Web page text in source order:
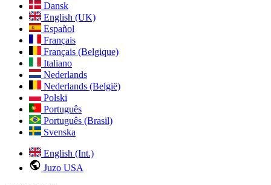
Dansk
English (UK)
Español
Français
Français (Belgique)
Italiano
Nederlands
Nederlands (België)
Polski
Português
Português (Brasil)
Svenska
English (Int.)
Juzo USA